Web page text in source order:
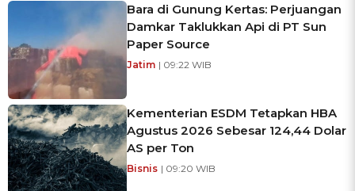
Bara di Gunung Kertas: Perjuangan
Damkar Taklukkan Api di PT Sun
Paper Source
Jatim | 09:22 WIB
Kementerian ESDM Tetapkan HBA
Agustus 2026 Sebesar 124,44 Dolar
AS per Ton
Bisnis | 09:20 WIB